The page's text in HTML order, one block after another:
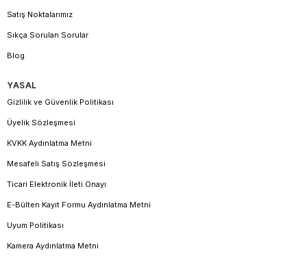
Satış Noktalarımız
Sıkça Sorulan Sorular
Blog
YASAL
Gizlilik ve Güvenlik Politikası
Üyelik Sözleşmesi
KVKK Aydınlatma Metni
Mesafeli Satış Sözleşmesi
Ticari Elektronik İleti Onayı
E-Bülten Kayıt Formu Aydınlatma Metni
Uyum Politikası
Kamera Aydınlatma Metni